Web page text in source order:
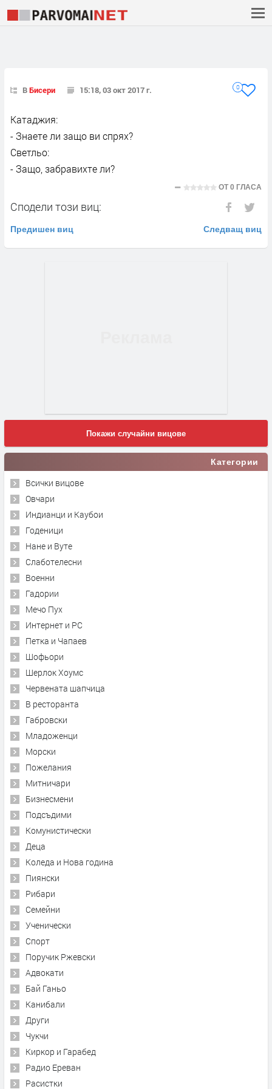
ВБисери 15:18, 03 окт 2017 г. 0
Катаджия:
- Знаете ли защо ви спрях?
Светльо:
- Защо, забравихте ли?
ОТ0 ГЛАСА
Сподели този виц:
Предишен виц Следващ виц
Покажи случайни вицове
Категории
Всички вицове
Овчари
Индианци и Каубои
Годеници
Нане и Вуте
Слаботелесни
Военни
Гадории
Мечо Пух
Интернет и PC
Петка и Чапаев
Шофьори
Шерлок Хоумс
Червената шапчица
В ресторанта
Габровски
Младоженци
Морски
Пожелания
Митничари
Бизнесмени
Подсъдими
Комунистически
Деца
Коледа и Нова година
Пиянски
Рибари
Семейни
Ученически
Спорт
Поручик Ржевски
Адвокати
Бай Ганьо
Канибали
Други
Чукчи
Киркор и Гарабед
Радио Ереван
Расистки